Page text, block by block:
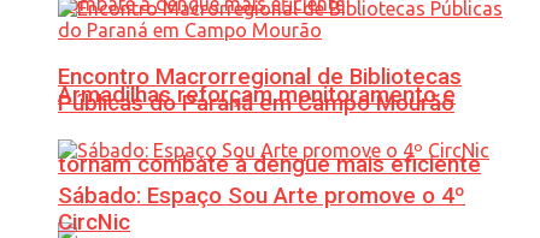
Armadilhas reforçam monitoramento e
tornam combate à dengue mais eficiente
Encontro Macrorregional de Bibliotecas
Públicas do Paraná em Campo Mourão
Sábado: Espaço Sou Arte promove o 4º
CircNic